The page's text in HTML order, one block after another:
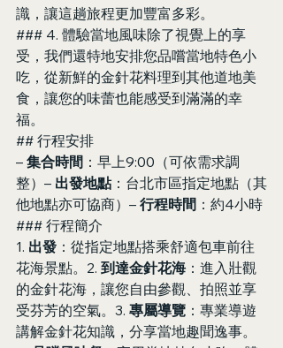
識，讓這趟旅程更加豐富多彩。
### 4. 體驗當地風味除了視覺上的享
受，我們還特地安排您品嚐當地特色小
吃，從新鮮的金針花料理到其他道地美
食，讓您的味蕾也能感受到滿滿的幸
福。
## 行程安排
– 集合時間 ：早上9:00（可依需求調
整）– 出發地點：台北市區指定地點（其
他地點亦可協商）– 行程時間 ：約4小時
### 行程簡介
1. 出發 ：從指定地點搭乘舒適包車前往
花海景點。2. 到達金針花海 ：進入壯觀
的金針花海，讓您自由參觀、拍照並享
受芬芳的空氣。3. 專屬導覽 ：專業導遊
講解金針花知識，分享當地趣聞逸事。